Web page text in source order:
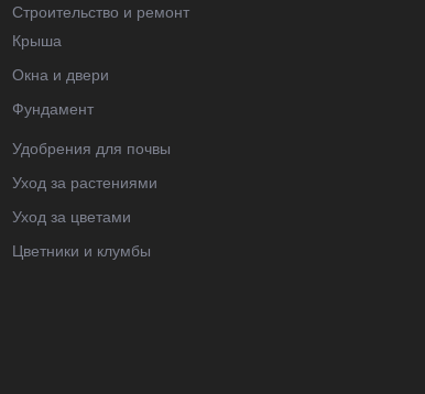
Строительство и ремонт
Крыша
Окна и двери
Фундамент
Удобрения для почвы
Уход за растениями
Уход за цветами
Цветники и клумбы